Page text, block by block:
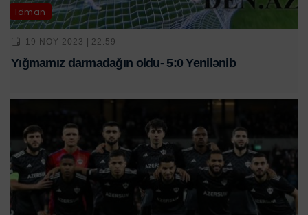
İdman
19 NOY 2023 | 22:59
Yığmamız darmadağın oldu- 5:0 Yenilənib